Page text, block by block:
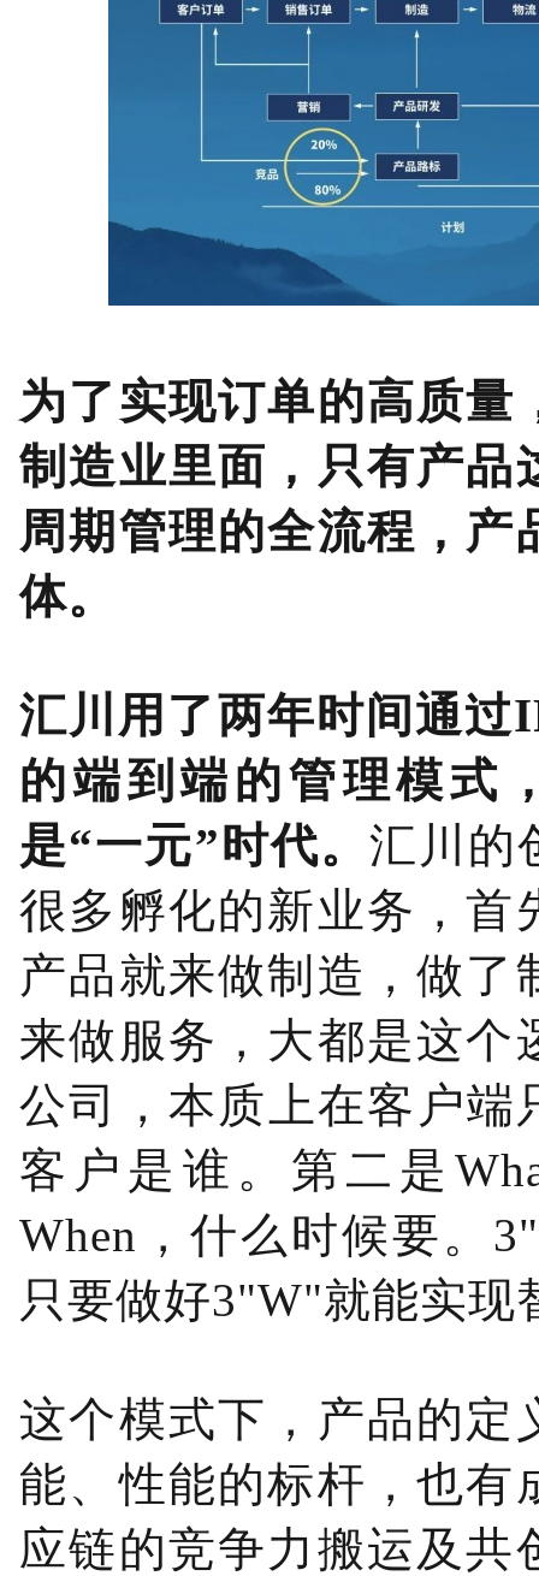
为了实现订单的高质量
制造业里面，只有产品
周期管理的全流程，产
体。
汇川用了两年时间通过
的端到端的管理模式
是“一元”时代。汇川的
很多孵化的新业务，首
产品就来做制造，做了
来做服务，大都是这个
公司，本质上在客户端
客户是谁。第二是
When，什么时候要。
只要做好3"W"就能实现
这个模式下，产品的定
能、性能的标杆，也有
应链的竞争力搬运及共